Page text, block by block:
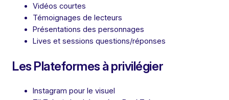
Vidéos courtes
Témoignages de lecteurs
Présentations des personnages
Lives et sessions questions/réponses
Les Plateformes à privilégier
Instagram pour le visuel